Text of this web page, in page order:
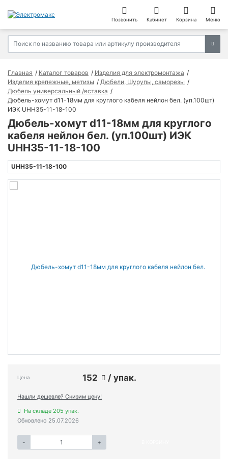
Позвонить Кабинет Корзина Меню
Главная Каталог товаров
Изделия для электромонтажа
Изделия крепежные, метизы
Дюбели, Шурупы, саморезы
Дюбель универсальный /вставка
Дюбель-хомут d11-18мм для круглого кабеля нейлон бел. (уп.100шт)
ИЭК UHH35-11-18-100
Дюбель-хомут d11-18мм для круглого
кабеля нейлон бел. (уп.100шт) ИЭК
UHH35-11-18-100
UHH35-11-18-100
Цена 152 / упак.
Нашли дешевле? Снизим цену!
На складе 205 упак.
Обновлено 25.07.2026
- +